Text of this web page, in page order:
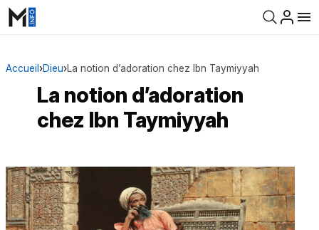
Accueil ›Dieu›La notion d’adoration chez Ibn Taymiyyah
La notion d’adoration
chez Ibn Taymiyyah